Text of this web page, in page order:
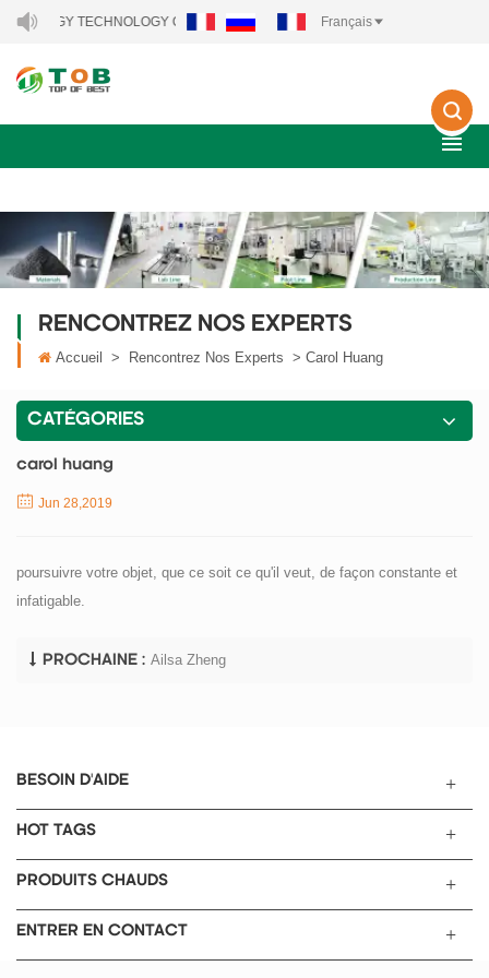
TECHNOLOGY CO., LTD.. Français
RENCONTREZ NOS EXPERTS
Accueil > Rencontrez Nos Experts > Carol Huang
CATÉGORIES
carol huang
Jun 28,2019
poursuivre votre objet, que ce soit ce qu'il veut, de façon constante et
infatigable.
PROCHAINE : Ailsa Zheng
BESOIN D'AIDE
HOT TAGS
PRODUITS CHAUDS
ENTRER EN CONTACT